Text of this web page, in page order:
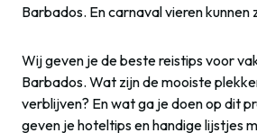
Barbados. En carnaval vieren kunnen
Wij geven je de beste reistips voor
Barbados. Wat zijn de mooiste
verblijven? En wat ga je doen op dit
geven je hoteltips en handige lijstjes